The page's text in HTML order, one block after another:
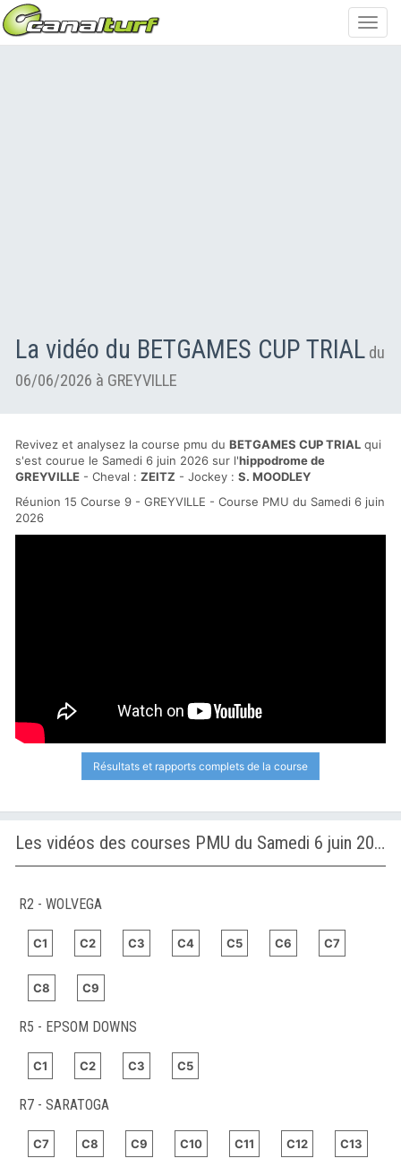
La vidéo du BETGAMES CUP TRIAL du
06/06/2026 à GREYVILLE
Revivez et analysez la course pmu du BETGAMES CUP TRIAL qui
s'est courue le Samedi 6 juin 2026 sur l'hippodrome de
GREYVILLE - Cheval : ZEITZ - Jockey : S. MOODLEY
Réunion 15 Course 9 - GREYVILLE - Course PMU du Samedi 6 juin
2026
Résultats et rapports complets de la course
Les vidéos des courses PMU du Samedi 6 juin 2026
R2 - WOLVEGA
C1 C2 C3 C4 C5 C6 C7
C8 C9
R5 - EPSOM DOWNS
C1 C2 C3 C5
R7 - SARATOGA
C7 C8 C9 C10 C11 C12 C13